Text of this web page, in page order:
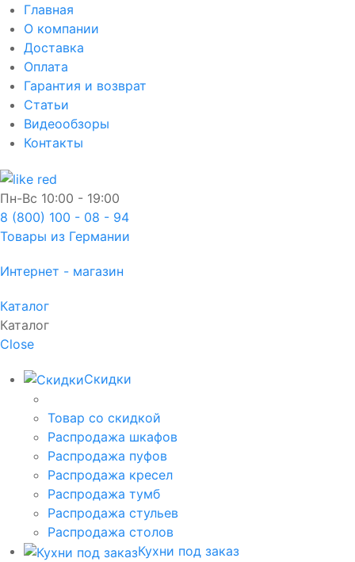
Главная
О компании
Доставка
Оплата
Гарантия и возврат
Статьи
Видеообзоры
Контакты
Пн-Вс 10:00 - 19:00
8 (800) 100 - 08 - 94
Товары из Германии
Интернет - магазин
Каталог
Каталог
Close
Скидки
Товар со скидкой
Распродажа шкафов
Распродажа пуфов
Распродажа кресел
Распродажа тумб
Распродажа стульев
Распродажа столов
Кухни под заказ